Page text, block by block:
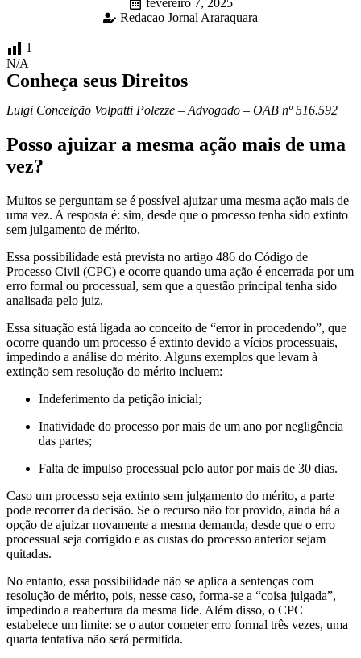
fevereiro 7, 2025
Redacao Jornal Araraquara
1
N/A
Conheça seus Direitos
Luigi Conceição Volpatti Polezze – Advogado – OAB nº 516.592
Posso ajuizar a mesma ação mais de uma
vez?
Muitos se perguntam se é possível ajuizar uma mesma ação mais de
uma vez. A resposta é: sim, desde que o processo tenha sido extinto
sem julgamento de mérito.
Essa possibilidade está prevista no artigo 486 do Código de
Processo Civil (CPC) e ocorre quando uma ação é encerrada por um
erro formal ou processual, sem que a questão principal tenha sido
analisada pelo juiz.
Essa situação está ligada ao conceito de “error in procedendo”, que
ocorre quando um processo é extinto devido a vícios processuais,
impedindo a análise do mérito. Alguns exemplos que levam à
extinção sem resolução do mérito incluem:
Indeferimento da petição inicial;
Inatividade do processo por mais de um ano por negligência
das partes;
Falta de impulso processual pelo autor por mais de 30 dias.
Caso um processo seja extinto sem julgamento do mérito, a parte
pode recorrer da decisão. Se o recurso não for provido, ainda há a
opção de ajuizar novamente a mesma demanda, desde que o erro
processual seja corrigido e as custas do processo anterior sejam
quitadas.
No entanto, essa possibilidade não se aplica a sentenças com
resolução de mérito, pois, nesse caso, forma-se a “coisa julgada”,
impedindo a reabertura da mesma lide. Além disso, o CPC
estabelece um limite: se o autor cometer erro formal três vezes, uma
quarta tentativa não será permitida.